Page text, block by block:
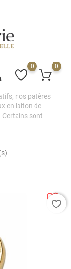
0 0
nos patères
en laiton de
Certains sont
favorite_border